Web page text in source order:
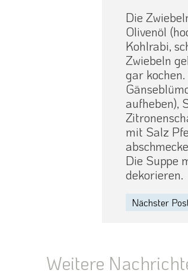
Die
Olivenöl
Kohlrabi,
Zwiebeln
gar
aufheben),
mit Salz
Die Suppe
dekorieren.
Nächster
Weitere